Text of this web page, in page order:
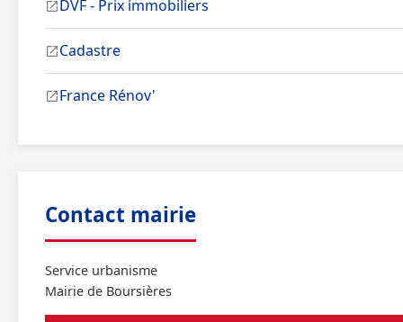
DVF - Prix immobiliers
Cadastre
France Rénov'
Contact mairie
Service urbanisme
Mairie de Boursières